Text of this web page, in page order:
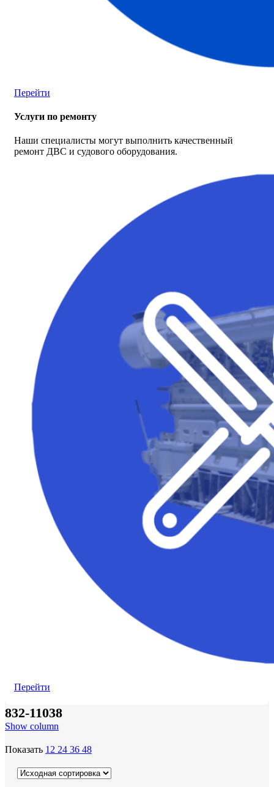
Перейти
Услуги по ремонту
Наши специалисты могут выполнить качественный
ремонт ДВС и судового оборудования.
Перейти
832-11038
Show column
Показать 12 24 36 48